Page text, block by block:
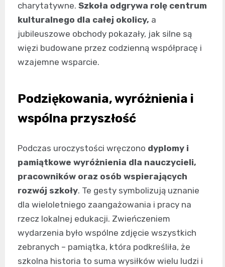
charytatywne. Szkoła odgrywa rolę centrum
kulturalnego dla całej okolicy, a
jubileuszowe obchody pokazały, jak silne są
więzi budowane przez codzienną współpracę i
wzajemne wsparcie.
Podziękowania, wyróżnienia i
wspólna przyszłość
Podczas uroczystości wręczono dyplomy i
pamiątkowe wyróżnienia dla nauczycieli,
pracowników oraz osób wspierających
rozwój szkoły. Te gesty symbolizują uznanie
dla wieloletniego zaangażowania i pracy na
rzecz lokalnej edukacji. Zwieńczeniem
wydarzenia było wspólne zdjęcie wszystkich
zebranych – pamiątka, która podkreśliła, że
szkolna historia to suma wysiłków wielu ludzi i